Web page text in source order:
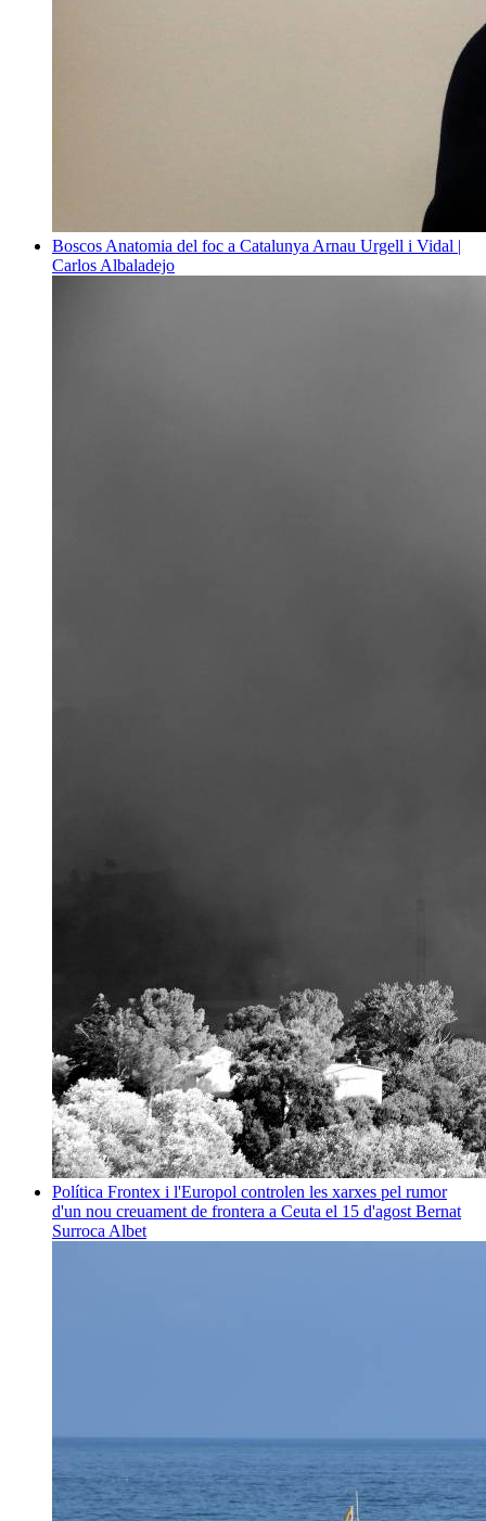
Boscos Anatomia del foc a Catalunya Arnau Urgell i Vidal |
Carlos Albaladejo
Política Frontex i l'Europol controlen les xarxes pel rumor
d'un nou creuament de frontera a Ceuta el 15 d'agost Bernat
Surroca Albet